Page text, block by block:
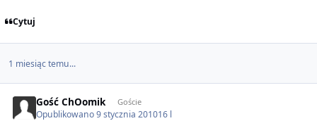
Cytuj
1 miesiąc temu...
Gość ChOomik Goście
Opublikowano9 stycznia 201016 l